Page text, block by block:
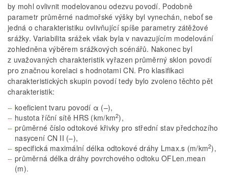
by mohl ovlivnit modelovanou odezvu povodí. Podobně
parametr průměrné nadmořské výšky byl vynechán, neboť se
jedná o charakteristiku ovlivňující spíše parametry zátěžové
srážky. Variabilita srážek však byla v navazujícím modelování
zohledněna výběrem srážkových scénářů. Nakonec byl
z uvažovaných charakteristik vyřazen průměrný sklon povodí
pro značnou korelaci s hodnotami CN. Pro klasifikaci
charakteristických skupin povodí tedy bylo zvoleno těchto pět
charakteristik:
koeficient tvaru povodí α (–),
hustota říční sítě HRS (km/km2),
průměrné číslo odtokové křivky pro střední stav předchozího
nasycení CN II (–),
specifická maximální délka odtokové dráhy Lmax.s (m/km2),
průměrná délka dráhy povrchového odtoku OFLen.mean
(m).